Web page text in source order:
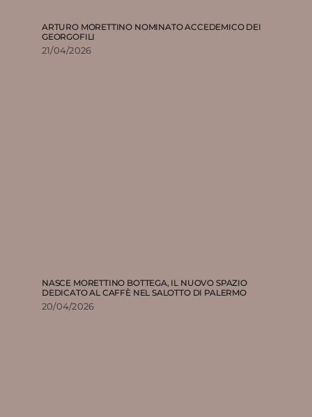
ARTURO MORETTINO NOMINATO ACCEDEMICO DEI
GEORGOFILI
21/04/2026
NASCE MORETTINO BOTTEGA, IL NUOVO SPAZIO
DEDICATO AL CAFFÈ NEL SALOTTO DI PALERMO
20/04/2026